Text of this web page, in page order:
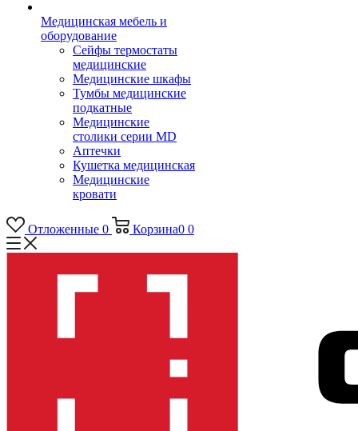
Медицинская мебель и
оборудование
Сейфы термостаты
медицинские
Медицинские шкафы
Тумбы медицинские
подкатные
Медицинские
столики серии MD
Аптечки
Кушетка медицинская
Медицинские
кровати
Отложенные 0 Корзина0 0